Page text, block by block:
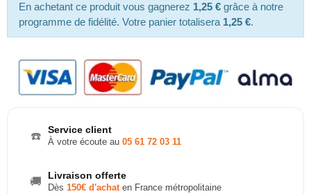
En achetant ce produit vous gagnerez 1,25 € grâce à notre
programme de fidélité. Votre panier totalisera 1,25 €.
☎️ Service client
À votre écoute au 05 61 72 03 11
🚚 Livraison offerte
Dès 150€ d'achaten France métropolitaine